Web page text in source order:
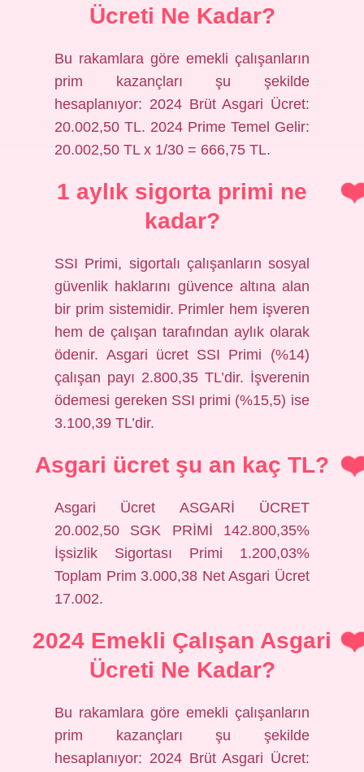
Ücreti Ne Kadar?
Bu rakamlara göre emekli çalışanların
prim kazançları şu şekilde
hesaplanıyor: 2024 Brüt Asgari Ücret:
20.002,50 TL. 2024 Prime Temel Gelir:
20.002,50 TL x 1/30 = 666,75 TL.
1 aylık sigorta primi ne
kadar?
SSI Primi, sigortalı çalışanların sosyal
güvenlik haklarını güvence altına alan
bir prim sistemidir. Primler hem işveren
hem de çalışan tarafından aylık olarak
ödenir. Asgari ücret SSI Primi (%14)
çalışan payı 2.800,35 TL’dir. İşverenin
ödemesi gereken SSI primi (%15,5) ise
3.100,39 TL’dir.
Asgari ücret şu an kaç TL?
Asgari Ücret ASGARİ ÜCRET
20.002,50 SGK PRİMİ 142.800,35%
İşsizlik Sigortası Primi 1.200,03%
Toplam Prim 3.000,38 Net Asgari Ücret
17.002.
2024 Emekli Çalışan Asgari
Ücreti Ne Kadar?
Bu rakamlara göre emekli çalışanların
prim kazançları şu şekilde
hesaplanıyor: 2024 Brüt Asgari Ücret: